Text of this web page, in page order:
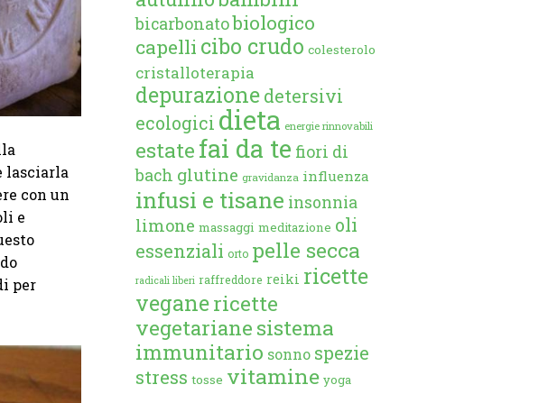
lasciarla
con un
e
per
bicarbonatobiologico
capelli cibo crudo colesterolo
cristalloterapia
depurazione detersivi
ecologici dieta energie rinnovabili
estate fai da te fiori di
bach glutine gravidanza influenza
infusi e tisane insonnia
limone massaggi meditazione oli
essenziali orto pelle secca
radicali liberi raffreddore reiki ricette
veganericette
vegetariane sistema
immunitario sonno spezie
stress tosse vitamine yoga